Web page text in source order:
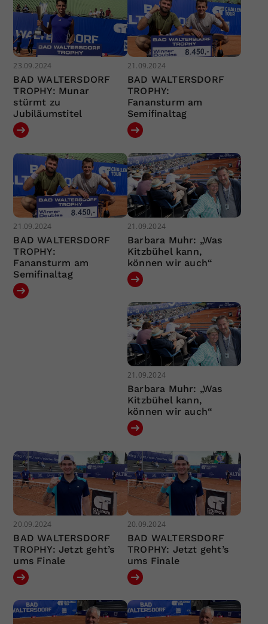
23.09.2024
BAD WALTERSDORF
TROPHY: Munar
stürmt zu
Jubiläumstitel
21.09.2024
BAD WALTERSDORF
TROPHY:
Fanansturm am
Semifinaltag
21.09.2024
BAD WALTERSDORF
TROPHY:
Fanansturm am
Semifinaltag
21.09.2024
Barbara Muhr: „Was
Kitzbühel kann,
können wir auch“
21.09.2024
Barbara Muhr: „Was
Kitzbühel kann,
können wir auch“
20.09.2024
BAD WALTERSDORF
TROPHY: Jetzt geht’s
ums Finale
20.09.2024
BAD WALTERSDORF
TROPHY: Jetzt geht’s
ums Finale